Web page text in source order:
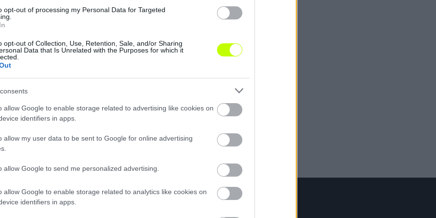
opt-out of processing my Personal Data for Targeted
opt-out of Collection, Use, Retention, Sale, and/or Sharing
Data that Is Unrelated with the Purposes for which it
allow Google to enable storage related to advertising like cookies on
identifiers in apps.
allow my user data to be sent to Google for online advertising
allow Google to send me personalized advertising.
allow Google to enable storage related to analytics like cookies on
identifiers in apps.
Unmute Loaded
0%
KAPCSOLÓDÓ HÍREK